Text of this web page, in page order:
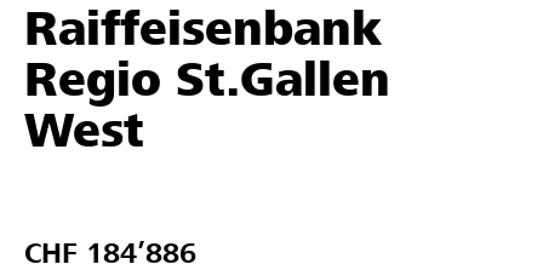
Hilfe & Support
Partner / Raiffeisenbank
Raiffeisenbank
Regio St.Gallen
West
CHF 184’886